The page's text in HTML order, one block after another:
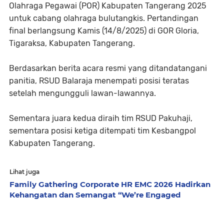
Olahraga Pegawai (POR) Kabupaten Tangerang 2025
untuk cabang olahraga bulutangkis. Pertandingan
final berlangsung Kamis (14/8/2025) di GOR Gloria,
Tigaraksa, Kabupaten Tangerang.
Berdasarkan berita acara resmi yang ditandatangani
panitia, RSUD Balaraja menempati posisi teratas
setelah mengungguli lawan-lawannya.
Sementara juara kedua diraih tim RSUD Pakuhaji,
sementara posisi ketiga ditempati tim Kesbangpol
Kabupaten Tangerang.
Lihat juga
Family Gathering Corporate HR EMC 2026 Hadirkan
Kehangatan dan Semangat “We’re Engaged